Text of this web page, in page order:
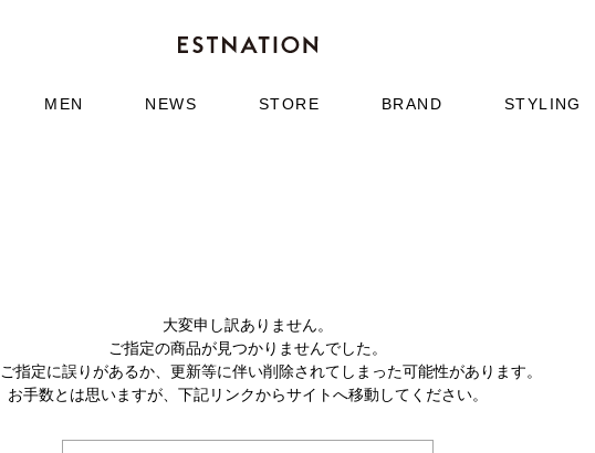
MEN NEWS STORE BRAND STYLING
大変申し訳ありません。
ご指定の商品が見つかりませんでした。
指定に誤りがあるか、更新等に伴い削除されてしまった可能性があります。
お手数とは思いますが、下記リンクからサイトへ移動してください。